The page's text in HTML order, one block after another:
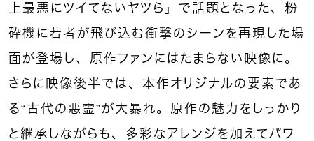
上最悪にツイてないヤツら」で話題となった、粉
砕機に若者が飛び込む衝撃のシーンを再現した場
面が登場し、原作ファンにはたまらない映像に。
さらに映像後半では、本作オリジナルの要素であ
る“古代の悪霊”が大暴れ。原作の魅力をしっかり
と継承しながらも、多彩なアレンジを加えてパワ